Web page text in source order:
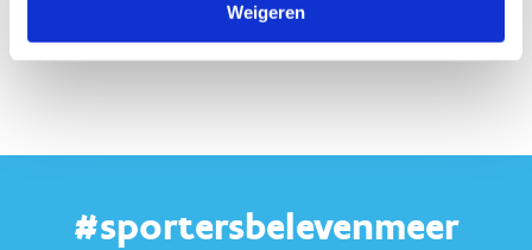
Weigeren
#sportersbelevenmeer